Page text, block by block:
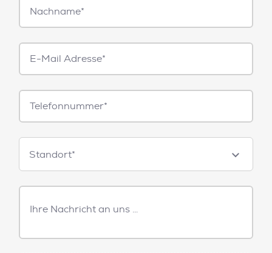
E-
Mail*
Telefonnummer
Standorte
Standort*
Freitext
Nachricht